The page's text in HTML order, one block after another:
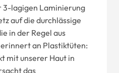
3-lagigen Laminierung
auf die durchlässige
in der Regel aus
an Plastiktüten:
mit unserer Haut in
das